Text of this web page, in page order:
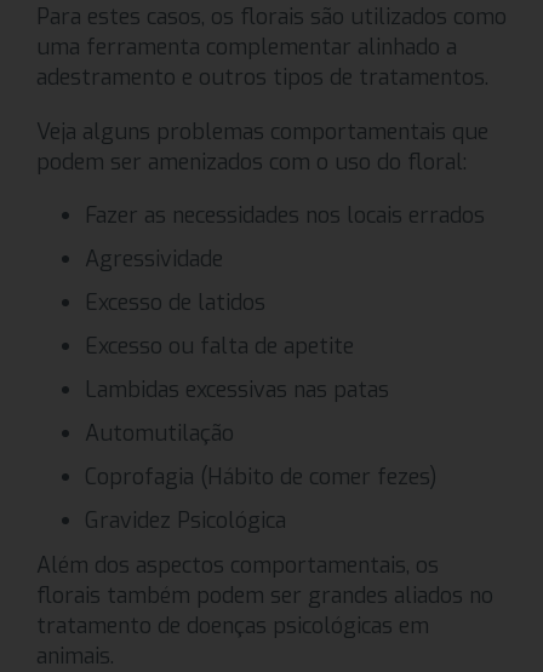
Para estes casos, os florais são utilizados como
uma ferramenta complementar alinhado a
adestramento e outros tipos de tratamentos.
Veja alguns problemas comportamentais que
podem ser amenizados com o uso do floral:
Fazer as necessidades nos locais errados
Agressividade
Excesso de latidos
Excesso ou falta de apetite
Lambidas excessivas nas patas
Automutilação
Coprofagia (Hábito de comer fezes)
Gravidez Psicológica
Além dos aspectos comportamentais, os
florais também podem ser grandes aliados no
tratamento de doenças psicológicas em
animais.